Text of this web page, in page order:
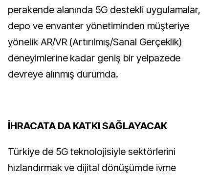
perakende alanında 5G destekli uygulamalar,
depo ve envanter yönetiminden müşteriye
yönelik AR/VR (Artırılmış/Sanal Gerçeklik)
deneyimlerine kadar geniş bir yelpazede
devreye alınmış durumda.
İHRACATA DA KATKI SAĞLAYACAK
Türkiye de 5G teknolojisiyle sektörlerini
hızlandırmak ve dijital dönüşümde ivme